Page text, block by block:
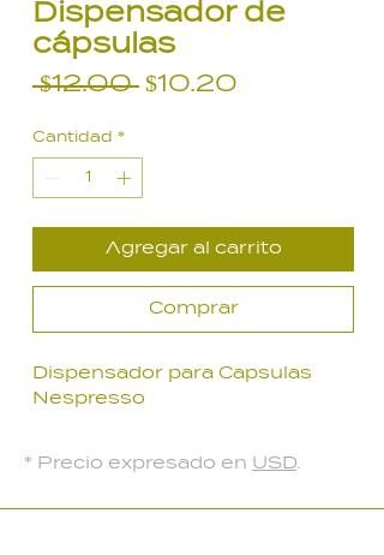
Dispensador de
cápsulas
$12.00 Precio
$10.20
Cantidad *
Agregar al carrito
Comprar
Dispensador para Capsulas
Nespresso
* Precio expresado en USD.